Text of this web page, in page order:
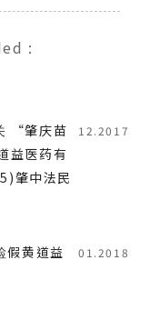
:
“肇庆苗
益医药有
肇中法民
12.2017
假黄道益
01.2018